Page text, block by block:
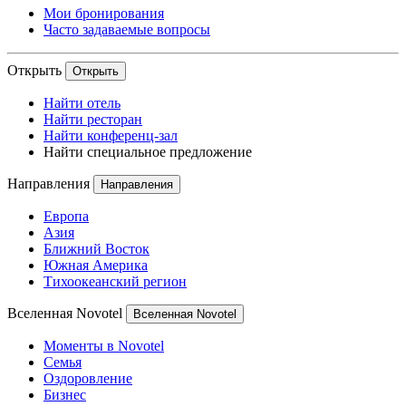
Мои бронирования
Часто задаваемые вопросы
Открыть Открыть
Найти отель
Найти ресторан
Найти конференц-зал
Найти специальное предложение
Направления Направления
Европа
Азия
Ближний Восток
Южная Америка
Тихоокеанский регион
Вселенная Novotel Вселенная Novotel
Моменты в Novotel
Семья
Оздоровление
Бизнес